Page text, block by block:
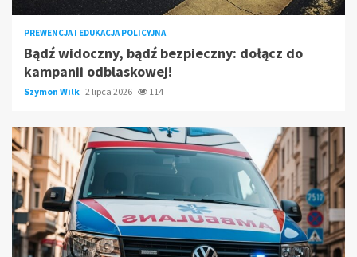
PREWENCJA I EDUKACJA POLICYJNA
Bądź widoczny, bądź bezpieczny: dołącz do
kampanii odblaskowej!
Szymon Wilk 2 lipca 2026 114